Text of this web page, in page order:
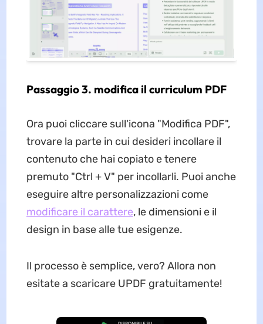
Passaggio 3. modifica il curriculum PDF
Ora puoi cliccare sull'icona "Modifica PDF",
trovare la parte in cui desideri incollare il
contenuto che hai copiato e tenere
premuto "Ctrl + V" per incollarli. Puoi anche
eseguire altre personalizzazioni come
modificare il carattere, le dimensioni e il
design in base alle tue esigenze.
Il processo è semplice, vero? Allora non
esitate a scaricare UPDF gratuitamente!